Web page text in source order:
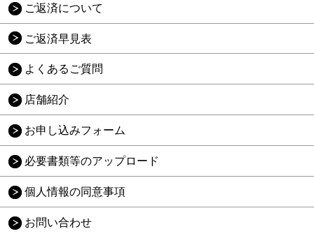
ご返済について
ご返済早見表
よくあるご質問
店舗紹介
お申し込みフォーム
必要書類等のアップロード
個人情報の同意事項
お問い合わせ